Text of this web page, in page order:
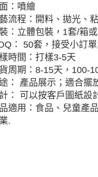
：噴繪
流程：開料、拋光、
：立體包裝，1套/箱
： 50套，接受小訂
時間：打樣3-5天
周期：8-15天，100-
： 產品展示；適合擺
： 可以按客戶圖紙設
適用：食品、兒童產
.